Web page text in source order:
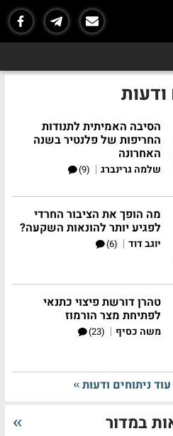
ודעות
הסיבה האמיתית לתנודות
החריפות של פלנטיר בשנה
האחרונה
שלמה גרינברג |
(9)
מה הופך את הציבור החרדי
לפגיע יותר להונאות השקעה?
יוגב דוד |
(6)
טהרן דורשת פיצוי כתנאי
לפתיחת מצר הורמוז
משה כסיף |
(23)
עוד ניתוחים ודעות
במדור